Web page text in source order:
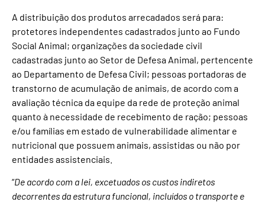
A distribuição dos produtos arrecadados será para:
protetores independentes cadastrados junto ao Fundo
Social Animal; organizações da sociedade civil
cadastradas junto ao Setor de Defesa Animal, pertencente
ao Departamento de Defesa Civil; pessoas portadoras de
transtorno de acumulação de animais, de acordo com a
avaliação técnica da equipe da rede de proteção animal
quanto à necessidade de recebimento de ração; pessoas
e/ou famílias em estado de vulnerabilidade alimentar e
nutricional que possuem animais, assistidas ou não por
entidades assistenciais.
“De acordo com a lei, excetuados os custos indiretos
decorrentes da estrutura funcional, incluídos o transporte e